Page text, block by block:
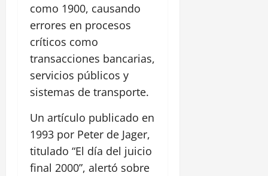
como 1900, causando
errores en procesos
críticos como
transacciones bancarias,
servicios públicos y
sistemas de transporte.
Un artículo publicado en
1993 por Peter de Jager,
titulado “El día del juicio
final 2000”, alertó sobre